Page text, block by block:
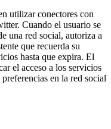
utilizar conectores con
Cuando el usuario se
una red social, autoriza a
que recuerda su
hasta que expira. El
el acceso a los servicios
en la red social